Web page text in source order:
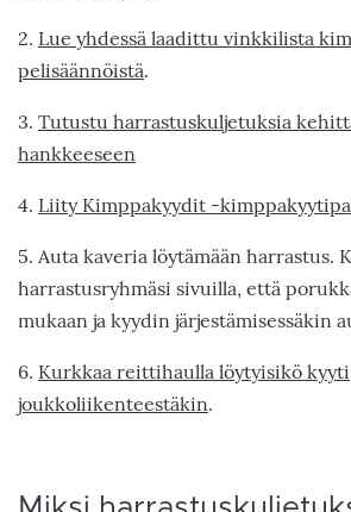
2. Lue yhdessä laadittu vinkkilista
pelisäännöistä.
3. Tutustu harrastuskuljetuksia
hankkeeseen
4. Liity Kimppakyydit -
5. Auta kaveria löytämään harrastus.
harrastusryhmäsi sivuilla, että
mukaan ja kyydin järjestämisessäkin
6. Kurkkaa reittihaulla löytyisikö kyyti
joukkoliikenteestäkin.